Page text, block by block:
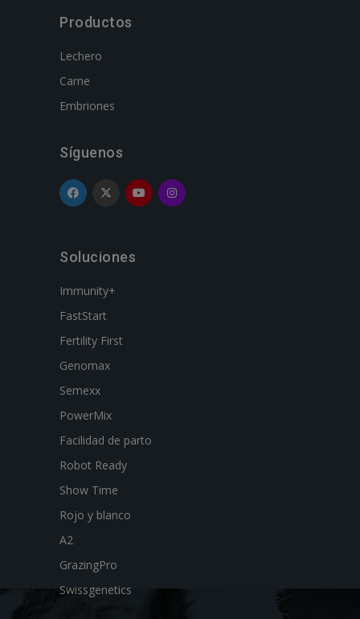
Productos
Lechero
Carne
Embriones
Síguenos
Soluciones
Immunity+
FastStart
Fertility First
Genomax
Semexx
PowerMix
Facilidad de parto
Robot Ready
Show Time
Rojo y blanco
A2
GrazingPro
Swissgenetics